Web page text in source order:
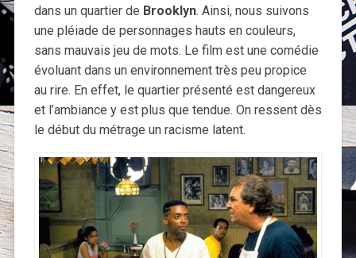
dans un quartier de Brooklyn. Ainsi, nous suivons
une pléiade de personnages hauts en couleurs,
sans mauvais jeu de mots. Le film est une comédie
évoluant dans un environnement très peu propice
au rire. En effet, le quartier présenté est dangereux
et l’ambiance y est plus que tendue. On ressent dès
le début du métrage un racisme latent.